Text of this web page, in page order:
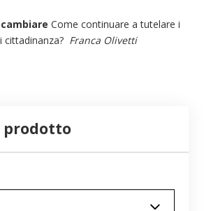
cambiareCome continuare a tutelare i
Franca Olivetti
prodotto